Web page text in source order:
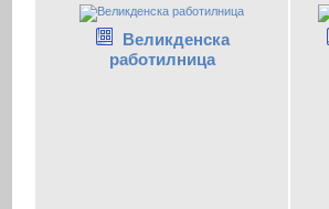
Великденска
работилница